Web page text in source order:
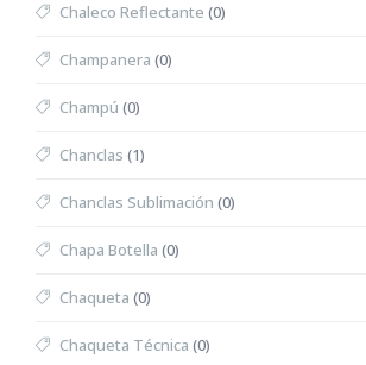
Chaleco Reflectante (0)
Champanera (0)
Champú (0)
Chanclas (1)
Chanclas Sublimación (0)
Chapa Botella (0)
Chaqueta (0)
Chaqueta Técnica (0)